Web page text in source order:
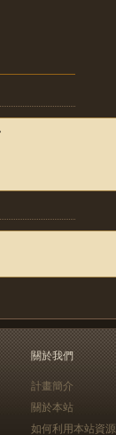
關於我們
計畫簡介
關於本站
如何利用本站資源